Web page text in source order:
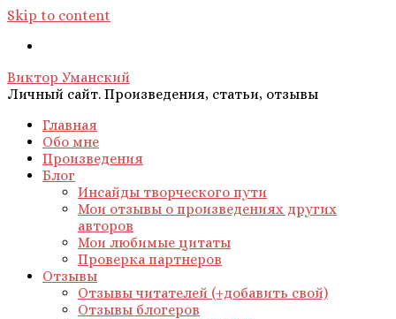
Skip to content
Виктор Уманский
Личный сайт. Произведения, статьи, отзывы
Главная
Обо мне
Произведения
Блог
Инсайды творческого пути
Мои отзывы о произведениях других
авторов
Мои любимые цитаты
Проверка партнеров
Отзывы
Отзывы читателей (+добавить свой)
Отзывы блогеров